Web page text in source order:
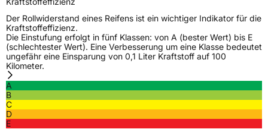
Der Rollwiderstand eines Reifens ist ein wichtiger Indikator für die
Kraftstoffeffizienz.
Die Einstufung erfolgt in fünf Klassen: von A (bester Wert) bis E
(schlechtester Wert). Eine Verbesserung um eine Klasse bedeutet
ungefähr eine Einsparung von 0,1 Liter Kraftstoff auf 100
Kilometer.
A
B
C
D
E